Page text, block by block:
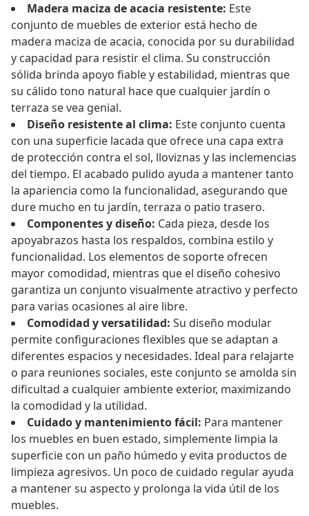
Madera maciza de acacia resistente: Este
conjunto de muebles de exterior está hecho de
madera maciza de acacia, conocida por su durabilidad
y capacidad para resistir el clima. Su construcción
sólida brinda apoyo fiable y estabilidad, mientras que
su cálido tono natural hace que cualquier jardín o
terraza se vea genial.
Diseño resistente al clima: Este conjunto cuenta
con una superficie lacada que ofrece una capa extra
de protección contra el sol, lloviznas y las inclemencias
del tiempo. El acabado pulido ayuda a mantener tanto
la apariencia como la funcionalidad, asegurando que
dure mucho en tu jardín, terraza o patio trasero.
Componentes y diseño: Cada pieza, desde los
apoyabrazos hasta los respaldos, combina estilo y
funcionalidad. Los elementos de soporte ofrecen
mayor comodidad, mientras que el diseño cohesivo
garantiza un conjunto visualmente atractivo y perfecto
para varias ocasiones al aire libre.
Comodidad y versatilidad: Su diseño modular
permite configuraciones flexibles que se adaptan a
diferentes espacios y necesidades. Ideal para relajarte
o para reuniones sociales, este conjunto se amolda sin
dificultad a cualquier ambiente exterior, maximizando
la comodidad y la utilidad.
Cuidado y mantenimiento fácil: Para mantener
los muebles en buen estado, simplemente limpia la
superficie con un paño húmedo y evita productos de
limpieza agresivos. Un poco de cuidado regular ayuda
a mantener su aspecto y prolonga la vida útil de los
muebles.